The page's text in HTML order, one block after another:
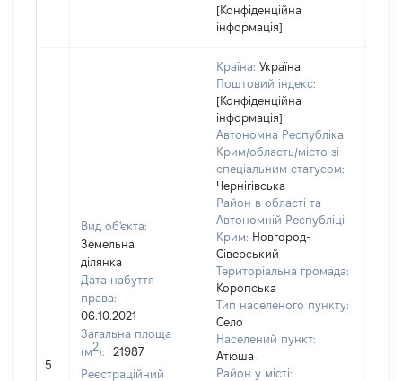
[Конфіденційна
інформація]
5
Вид об'єкта:
Земельна
ділянка
Дата набуття
права:
06.10.2021
Загальна площа
(м2):
21987
Реєстраційний
Країна: Україна
Поштовий індекс:
[Конфіденційна
інформація]
Автономна Республіка
Крим/область/місто зі
спеціальним статусом:
Чернігівська
Район в області та
Автономній Республіці
Крим: Новгород-
Сіверський
Територіальна громада:
Коропська
Тип населеного пункту:
Село
Населений пункт:
Атюша
Район у місті: